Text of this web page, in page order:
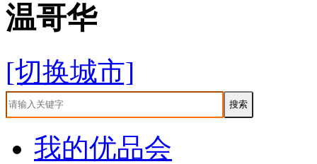
温哥华
[切换城市]
我的优品会